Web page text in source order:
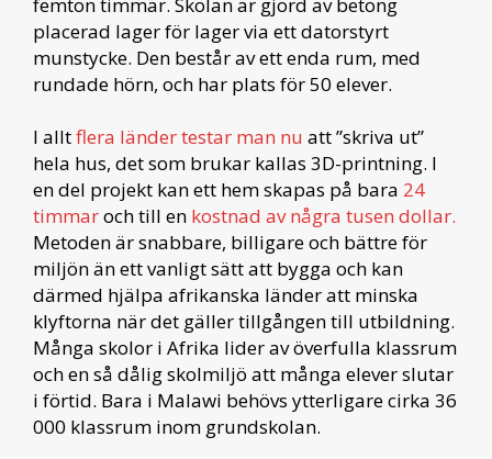
placerad lager för lager via ett datorstyrt
munstycke. Den består av ett enda rum, med
rundade hörn, och har plats för 50 elever.
I alltflera länder testar man nu att ”skriva ut”
hela hus, det som brukar kallas 3D-printning. I
en del projekt kan ett hem skapas på bara 24
timmaroch till en kostnad av några tusen dollar.
Metoden är snabbare, billigare och bättre för
miljön än ett vanligt sätt att bygga och kan
därmed hjälpa afrikanska länder att minska
klyftorna när det gäller tillgången till utbildning.
Många skolor i Afrika lider av överfulla klassrum
och en så dålig skolmiljö att många elever slutar
i förtid. Bara i Malawi behövs ytterligare cirka 36
000 klassrum inom grundskolan.